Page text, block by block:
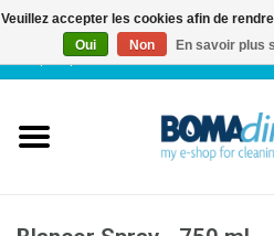
FR|
Service client
Veuillez accepter les cookies afin de
Oui
Non En savoir plus